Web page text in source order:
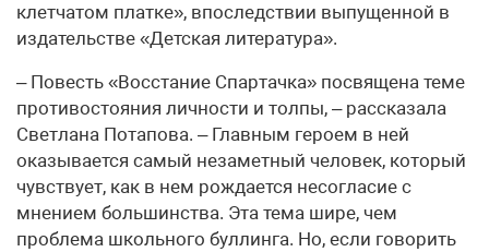
клетчатом платке», впоследствии выпущенной в
издательстве «Детская литература».
– Повесть «Восстание Спартачка» посвящена теме
противостояния личности и толпы, – рассказала
Светлана Потапова. – Главным героем в ней
оказывается самый незаметный человек, который
чувствует, как в нем рождается несогласие с
мнением большинства. Эта тема шире, чем
проблема школьного буллинга. Но, если говорить